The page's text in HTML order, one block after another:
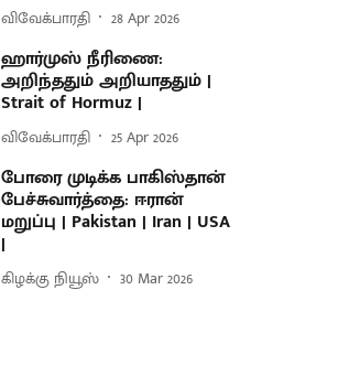
விவேக்பாரதி 28 Apr 2026
ஹார்முஸ் நீரிணை:
அறிந்ததும் அறியாததும் |
Strait of Hormuz |
விவேக்பாரதி 25 Apr 2026
போரை முடிக்க பாகிஸ்தான்
பேச்சுவார்த்தை: ஈரான்
மறுப்பு | Pakistan | Iran | USA
|
கிழக்கு நியூஸ் 30 Mar 2026